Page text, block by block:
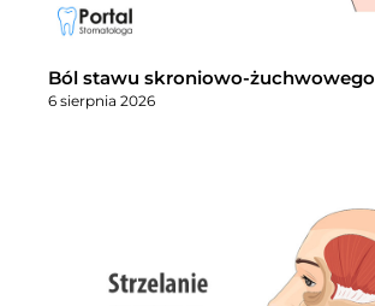
Ból stawu skroniowo-żuchwowego
6 sierpnia 2026